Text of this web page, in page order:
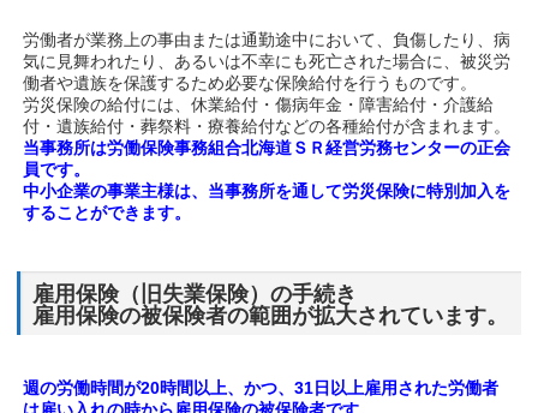
労働者が業務上の事由または通勤途中において、負傷したり、病
気に見舞われたり、あるいは不幸にも死亡された場合に、被災労
働者や遺族を保護するため必要な保険給付を行うものです。
労災保険の給付には、休業給付・傷病年金・障害給付・介護給
付・遺族給付・葬祭料・療養給付などの各種給付が含まれます。
当事務所は労働保険事務組合北海道ＳＲ経営労務センターの正会
員です。
中小企業の事業主様は、当事務所を通して労災保険に特別加入を
することができます。
雇用保険（旧失業保険）の手続き
雇用保険の被保険者の範囲が拡大されています。
週の労働時間が20時間以上、かつ、31日以上雇用された労働者